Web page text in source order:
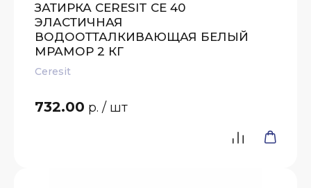
ЗАТИРКА CERESIT CE 40
ЭЛАСТИЧНАЯ
ВОДООТТАЛКИВАЮЩАЯ БЕЛЫЙ
МРАМОР 2 КГ
Ceresit
732.00 р. / шт